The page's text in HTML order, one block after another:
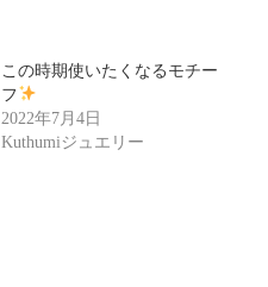
この時期使いたくなるモチー
フ
2022年7月4日
Kuthumiジュエリー